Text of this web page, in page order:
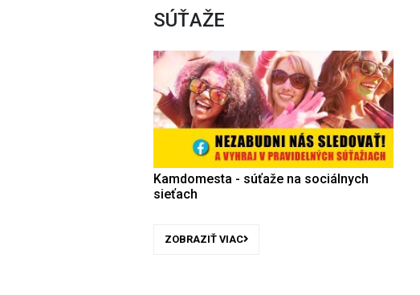
SÚŤAŽE
Kamdomesta - súťaže na sociálnych
sieťach
ZOBRAZIŤ VIAC